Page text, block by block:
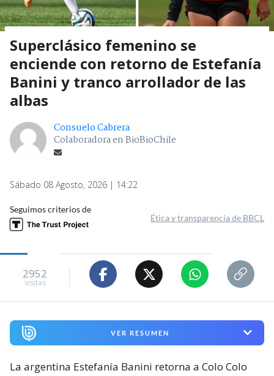
Superclásico femenino se
enciende con retorno de Estefanía
Banini y tranco arrollador de las
albas
Consuelo Cabrera
Colaboradora en BioBioChile
Sábado 08 Agosto, 2026 | 14:22
Seguimos criterios de
Ética y transparencia de BBCL
2952
visitas
VER RESUMEN
La argentina Estefanía Banini retorna a Colo Colo